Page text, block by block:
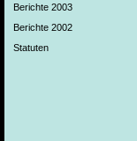
Berichte 2003
Berichte 2002
Statuten